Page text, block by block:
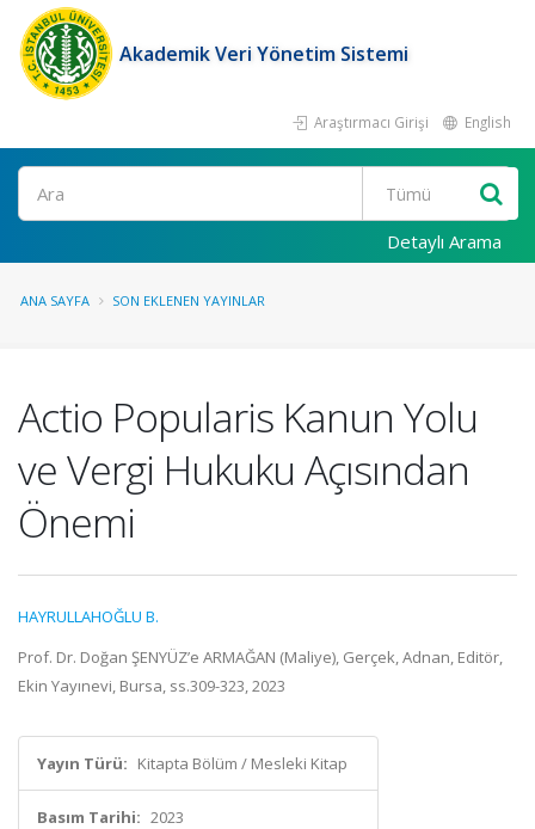
Akademik Veri Yönetim Sistemi
Araştırmacı Girişi English
Ara
Detaylı Arama
ANA SAYFA SON EKLENEN YAYINLAR
Actio Popularis Kanun Yolu
ve Vergi Hukuku Açısından
Önemi
HAYRULLAHOĞLU B.
Prof. Dr. Doğan ŞENYÜZ’e ARMAĞAN (Maliye), Gerçek, Adnan, Editör,
Ekin Yayınevi, Bursa, ss.309-323, 2023
Yayın Türü: Kitapta Bölüm / Mesleki Kitap
Basım Tarihi: 2023